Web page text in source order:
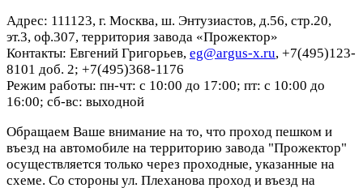
Адрес: 111123, г. Москва, ш. Энтузиастов, д.56, стр.20,
эт.3, оф.307, территория завода «Прожектор»
Контакты: Евгений Григорьев, eg@argus-x.ru, +7(495)123-
8101 доб. 2; +7(495)368-1176
Режим работы: пн-чт: с 10:00 до 17:00; пт: с 10:00 до
16:00; сб-вс: выходной
Обращаем Ваше внимание на то, что проход пешком и
въезд на автомобиле на территорию завода "Прожектор"
осуществляется только через проходные, указанные на
схеме. Со стороны ул. Плеханова проход и въезд на